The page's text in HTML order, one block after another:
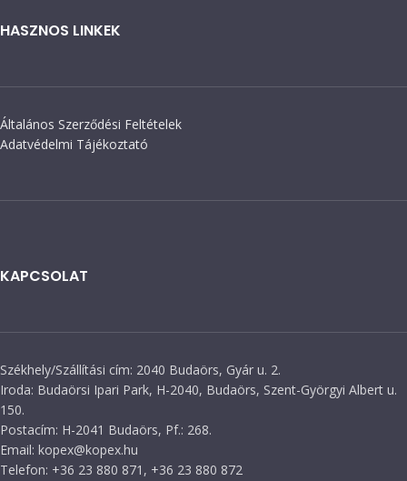
HASZNOS LINKEK
Általános Szerződési Feltételek
Adatvédelmi Tájékoztató
KAPCSOLAT
Székhely/Szállítási cím: 2040 Budaörs, Gyár u. 2.
Iroda: Budaörsi Ipari Park, H-2040, Budaörs, Szent-Györgyi Albert u.
150.
Postacím: H-2041 Budaörs, Pf.: 268.
Email: kopex@kopex.hu
Telefon: +36 23 880 871, +36 23 880 872